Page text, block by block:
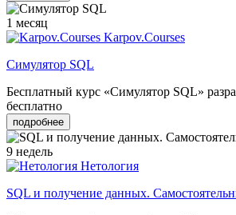
1 месяц
Karpov.Courses
Симулятор SQL
Бесплатный курс «Симулятор SQL»
бесплатно
подробнее
9 недель
Нетология
SQL и получение данных.